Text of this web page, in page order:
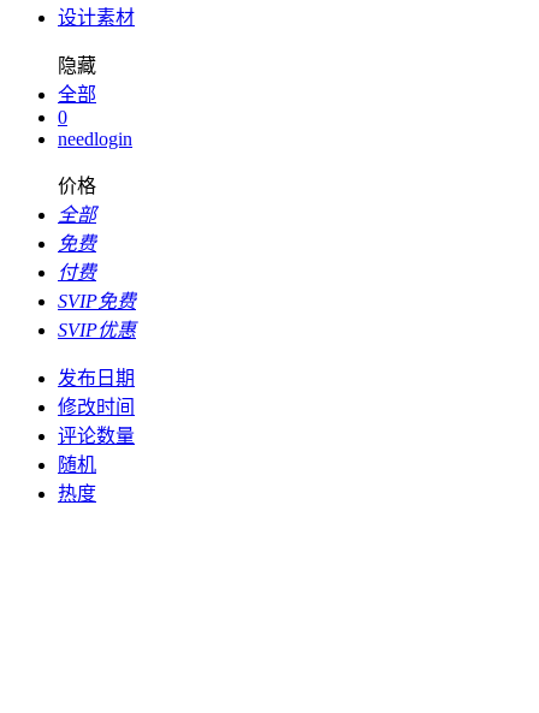
设计素材
隐藏
全部
0
needlogin
价格
全部
免费
付费
SVIP免费
SVIP优惠
发布日期
修改时间
评论数量
随机
热度